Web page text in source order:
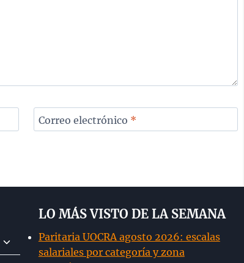
Correo electrónico *
Alternar
menú
LO MÁS VISTO DE LA SEMANA
Paritaria UOCRA agosto 2026: escalas
salariales por categoría y zona